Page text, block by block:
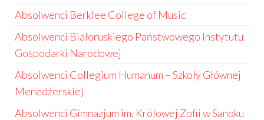
Absolwenci Berklee College of Music
Absolwenci Białoruskiego Państwowego Instytutu
Gospodarki Narodowej
Absolwenci Collegium Humanum – Szkoły Głównej
Menedżerskiej
Absolwenci Gimnazjum im. Królowej Zofii w Sanoku